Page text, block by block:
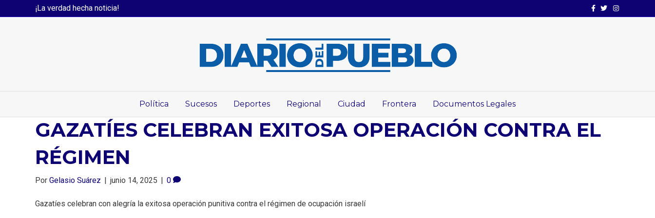
¡La verdad hecha noticia! Facebook
TwitterInstagram
Política Sucesos Deportes Regional Ciudad Frontera Documentos Legales
GAZATÍES CELEBRAN EXITOSA OPERACIÓN CONTRA EL
RÉGIMEN
Por Gelasio Suárez | junio 14, 2025 | 0
Gazatíes celebran con alegría la exitosa operación punitiva contra el régimen de ocupación israelí